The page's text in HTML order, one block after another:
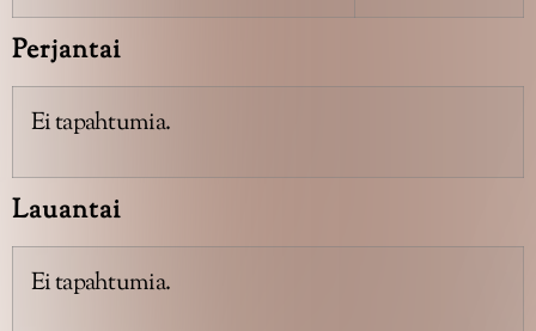
Perjantai
Ei tapahtumia.
Lauantai
Ei tapahtumia.